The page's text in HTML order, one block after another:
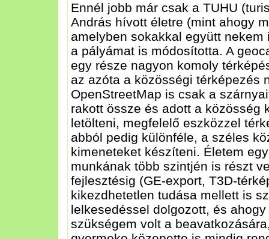
Ennél jobb már csak a TUHU
András hívott életre (mint ahogy
amelyben sokakkal együtt
a pályámat is módosította. A
egy része nagyon komoly
az azóta a közösségi térképezés
OpenStreetMap is csak a
rakott össze és adott a közösség
letölteni, megfelelő eszközzel
abból pedig különféle, a széles
kimeneteket készíteni. Életem
munkának több szintjén is részt
fejlesztésig (GE-export, T3D-
kikezdhetetlen tudása mellett is
lelkesedéssel dolgozott, és
szükségem volt a